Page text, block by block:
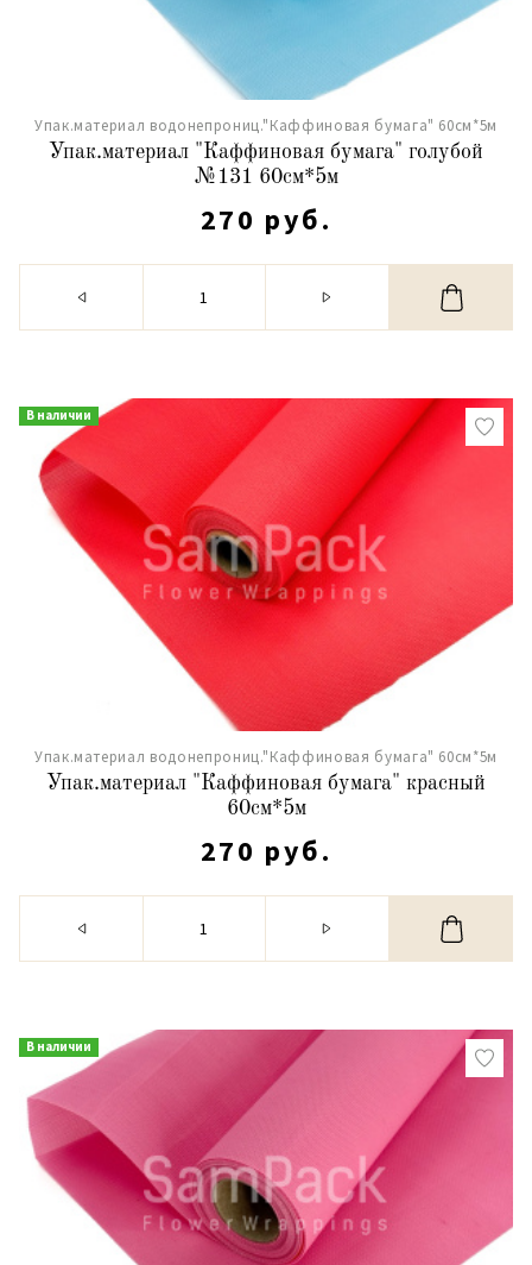
Упак.материал водонепрониц."Каффиновая бумага" 60см*5м
Упак.материал "Каффиновая бумага" голубой
№131 60см*5м
270 руб.
В наличии
Упак.материал водонепрониц."Каффиновая бумага" 60см*5м
Упак.материал "Каффиновая бумага" красный
60см*5м
270 руб.
В наличии